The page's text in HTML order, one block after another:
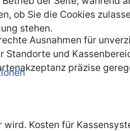
Ausnahmen für
und
präzise
Kosten für
ob Sie die Cookies
stehen.